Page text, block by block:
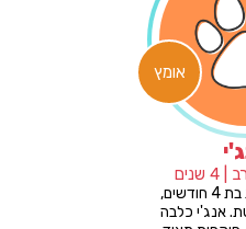
אומץ
גורונת מעורבת בת 4 חודשים,
אנג'י כלבה